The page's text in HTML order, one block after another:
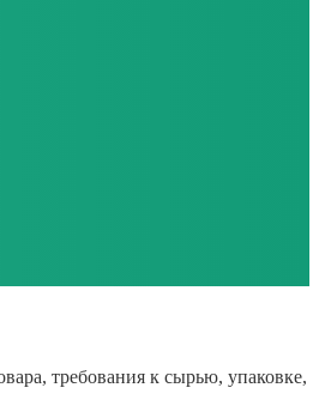
требования к сырью, упаковке,